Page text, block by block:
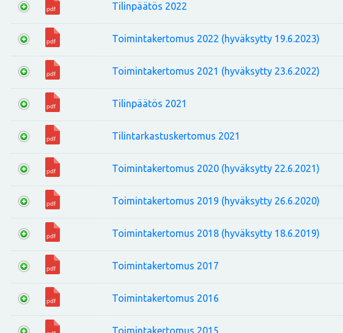
Tilinpäätös 2022
Toimintakertomus 2022 (hyväksytty 19.6.2023)
Toimintakertomus 2021 (hyväksytty 23.6.2022)
Tilinpäätös 2021
Tilintarkastuskertomus 2021
Toimintakertomus 2020 (hyväksytty 22.6.2021)
Toimintakertomus 2019 (hyväksytty 26.6.2020)
Toimintakertomus 2018 (hyväksytty 18.6.2019)
Toimintakertomus 2017
Toimintakertomus 2016
Toimintakertomus 2015